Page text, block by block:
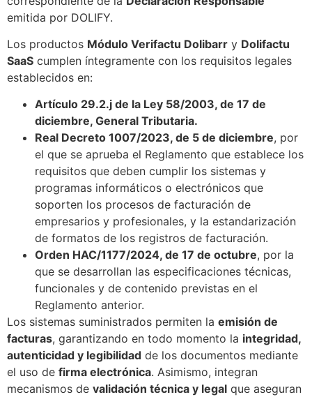
emitida por DOLIFY.
Los productos Módulo Verifactu Dolibarr y Dolifactu
SaaS cumplen íntegramente con los requisitos legales
establecidos en:
Artículo 29.2.j de la Ley 58/2003, de 17 de
diciembre, General Tributaria.
Real Decreto 1007/2023, de 5 de diciembre, por
el que se aprueba el Reglamento que establece los
requisitos que deben cumplir los sistemas y
programas informáticos o electrónicos que
soporten los procesos de facturación de
empresarios y profesionales, y la estandarización
de formatos de los registros de facturación.
Orden HAC/1177/2024, de 17 de octubre, por la
que se desarrollan las especificaciones técnicas,
funcionales y de contenido previstas en el
Reglamento anterior.
Los sistemas suministrados permiten la emisión de
facturas, garantizando en todo momento la integridad,
autenticidad y legibilidad de los documentos mediante
el uso de firma electrónica. Asimismo, integran
mecanismos de validación técnica y legal que aseguran